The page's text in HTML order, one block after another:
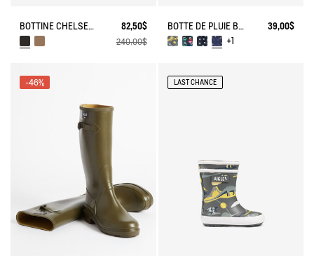
BOTTINE CHELSEA EPERON EN CUIR 82,50$
240,00$
BOTTE DE PLUIE BABY FLAC
39,00$
+1
-46% LAST CHANCE